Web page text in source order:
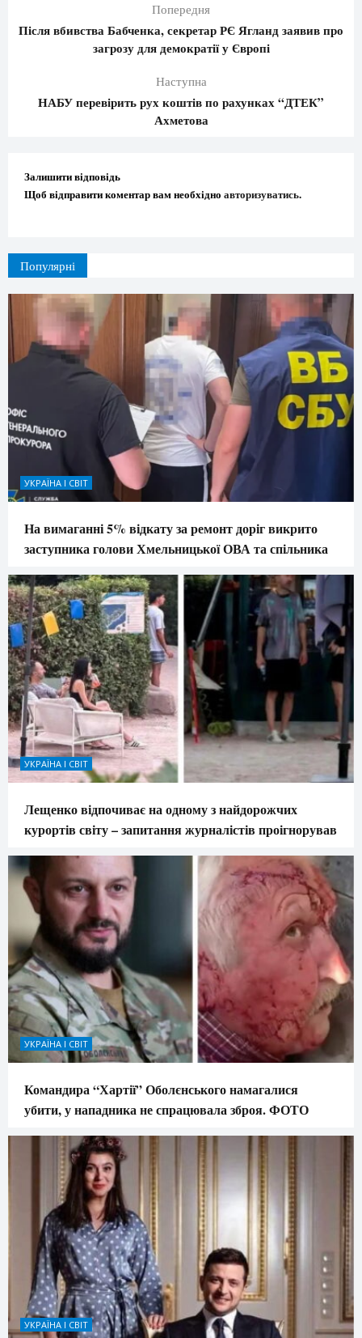
Попередня
Після вбивства Бабченка, секретар РЄ Ягланд заявив про
загрозу для демократії у Європі
Наступна
НАБУ перевірить рух коштів по рахунках “ДТЕК”
Ахметова
Залишити відповідь
Щоб відправити коментар вам необхідно авторизуватись.
Популярні
УКРАЇНА І СВІТ
На вимаганні 5% відкату за ремонт доріг викрито
заступника голови Хмельницької ОВА та спільника
УКРАЇНА І СВІТ
Лещенко відпочиває на одному з найдорожчих
курортів світу – запитання журналістів проігнорував
УКРАЇНА І СВІТ
Командира “Хартії” Оболєнського намагалися
убити, у нападника не спрацювала зброя. ФОТО
УКРАЇНА І СВІТ